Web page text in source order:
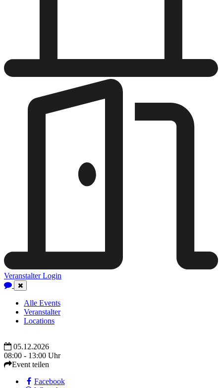
Veranstalter Login
Close
Navigation
Alle Events
Veranstalter
Locations
05.12.2026
08:00 - 13:00 Uhr
Event teilen
Facebook